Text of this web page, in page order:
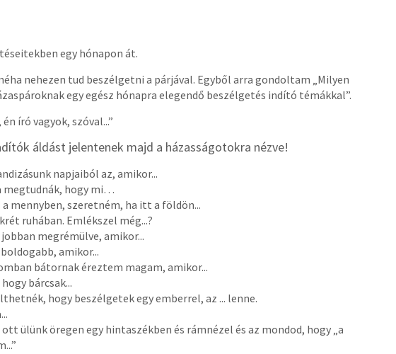
egy hónapon át.
nehezen tud beszélgetni a párjával. Egyből arra gondoltam „Milyen
egy egész hónapra elegendő beszélgetés indító témákkal”.
író vagyok, szóval...”
áldást jelentenek majd a házasságotokra nézve!
napjaiból az, amikor...
megtudnák, hogy mi…
mennyben, szeretném, ha itt a földön...
ruhában. Emlékszel még...?
megrémülve, amikor...
amikor...
bátornak éreztem magam, amikor...
bárcsak...
hogy beszélgetek egy emberrel, az ... lenne.
ülünk öregen egy hintaszékben és rámnézel és az mondod, hogy „a